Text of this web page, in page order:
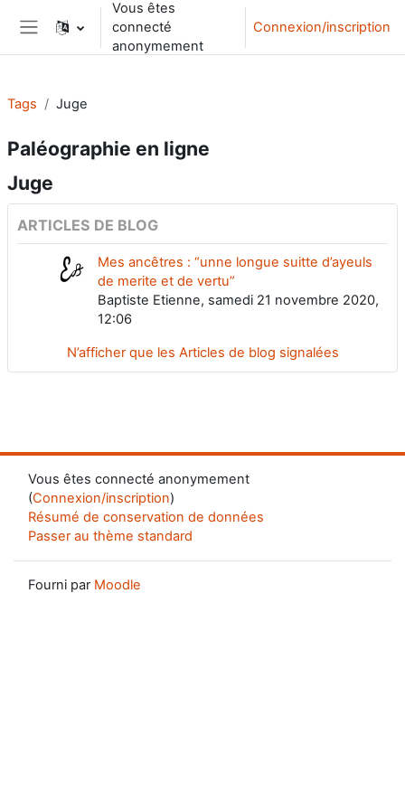
Passer au contenu principal
Panneau latéral
Vous êtes
connecté
anonymement
Connexion/inscription
Tags Juge
Paléographie en ligne
Juge
ARTICLES DE BLOG
Mes ancêtres : “unne longue suitte d’ayeuls
de merite et de vertu”
Baptiste Etienne, samedi 21 novembre 2020,
12:06
N’afficher que les Articles de blog signalées
Vous êtes connecté anonymement
(Connexion/inscription)
Résumé de conservation de données
Passer au thème standard
Fourni par Moodle